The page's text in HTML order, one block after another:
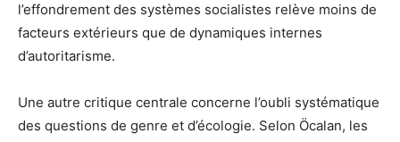
l’effondrement des systèmes socialistes relève moins de
facteurs extérieurs que de dynamiques internes
d’autoritarisme.
Une autre critique centrale concerne l’oubli systématique
des questions de genre et d’écologie. Selon Öcalan, les